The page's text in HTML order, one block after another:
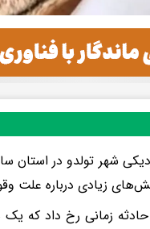
شهر تولدو در استان
زیادی درباره علت
زمانی رخ داد که